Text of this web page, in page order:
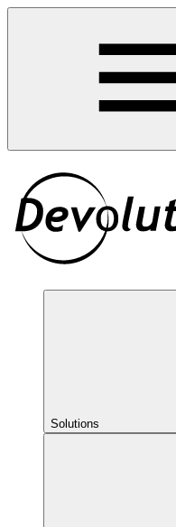
Solutions